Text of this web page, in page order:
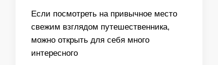
Если посмотреть на привычное место
свежим взглядом путешественника,
можно открыть для себя много
интересного